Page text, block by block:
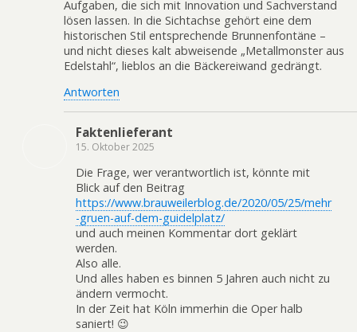
Aufgaben, die sich mit Innovation und Sachverstand
lösen lassen. In die Sichtachse gehört eine dem
historischen Stil entsprechende Brunnenfontäne –
und nicht dieses kalt abweisende „Metallmonster aus
Edelstahl“, lieblos an die Bäckereiwand gedrängt.
Antworten
Faktenlieferant
15. Oktober 2025
Die Frage, wer verantwortlich ist, könnte mit
Blick auf den Beitrag
https://www.brauweilerblog.de/2020/05/25/mehr
-gruen-auf-dem-guidelplatz/
und auch meinen Kommentar dort geklärt
werden.
Also alle.
Und alles haben es binnen 5 Jahren auch nicht zu
ändern vermocht.
In der Zeit hat Köln immerhin die Oper halb
saniert! 😉